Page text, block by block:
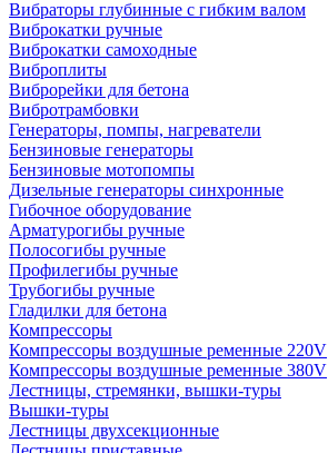
Вибраторы глубинные с гибким валом
Виброкатки ручные
Виброкатки самоходные
Виброплиты
Виброрейки для бетона
Вибротрамбовки
Генераторы, помпы, нагреватели
Бензиновые генераторы
Бензиновые мотопомпы
Дизельные генераторы синхронные
Гибочное оборудование
Арматурогибы ручные
Полосогибы ручные
Профилегибы ручные
Трубогибы ручные
Гладилки для бетона
Компрессоры
Компрессоры воздушные ременные 220V
Компрессоры воздушные ременные 380V
Лестницы, стремянки, вышки-туры
Вышки-туры
Лестницы двухсекционные